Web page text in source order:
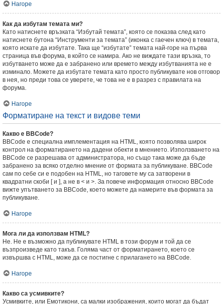
Нагоре
Как да избутам темата ми?
Като натиснете връзката “Избутай темата”, която се показва след като
натиснете бутона “Инструменти за темата” (иконка с гаечен ключ) в темата,
която искате да избутате. Така ще “избутате” темата най-горе на първа
страница във форума, в който се намира. Ако не виждате тази връзка, то
избутването може да е забранено или времето между избутванията не е
изминало. Можете да избутате темата като просто публикувате нов отговор
в нея, но преди това се уверете, че това не е в разрез с правилата на
форума.
Нагоре
Форматиране на текст и видове теми
Какво е BBCode?
BBCode е специална имплементация на HTML, която позволява широк
контрол на форматирането на дадени обекти в мнението. Използването на
BBCode се разрешава от администратора, но също така може да бъде
забранено за всяко отделно мнение от формата за публикуване. BBCode
сам по себе си е подобен на HTML, но таговете му са затворени в
квадратни скоби [ и ], а не в < и >. За повече информация относно BBCode
вижте упътването за BBCode, което можете да намерите във формата за
публикуване.
Нагоре
Мога ли да използвам HTML?
Не. Не е възможно да публикувате HTML в този форум и той да се
възпроизведе като такъв. Голяма част от форматирането, което се
извършва с HTML, може да се постигне с прилагането на BBCode.
Нагоре
Какво са усмивките?
Усмивките, или Емотикони, са малки изображения, които могат да бъдат